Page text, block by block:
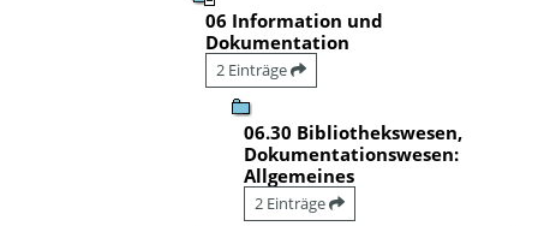
06 Information und
Dokumentation
2 Einträge
06.30 Bibliothekswesen,
Dokumentationswesen:
Allgemeines
2 Einträge